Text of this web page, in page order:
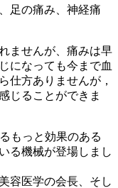
足の痛み、神経痛
ませんが、痛みは早
になっても今まで血
仕方ありませんが，
じることができま
もっと効果のある
る機械が登場しまし
容医学の会長、そし